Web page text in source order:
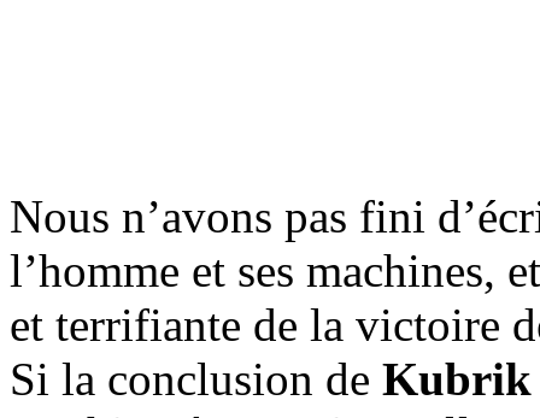
Nous n’avons pas fini
l’homme et ses machines,
et terrifiante de la victoire
Si la conclusion de Kubrik